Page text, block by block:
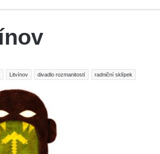
Litvínov divadlo rozmanitostí radniční sklípek